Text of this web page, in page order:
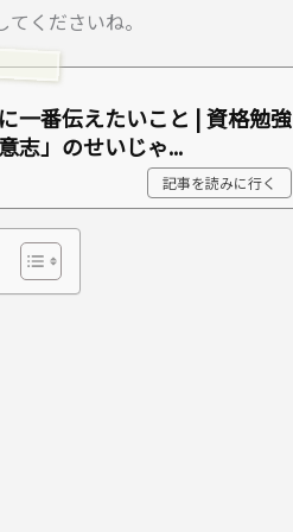
てくださいね。
一番伝えたいこと | 資格勉強
志」のせいじゃ...
記事を読みに行く